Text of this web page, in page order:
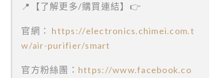
📍【了解更多/購買連結】👉
官網： https://electronics.chimei.com.t
w/air-purifier/smart
官方粉絲團： https://www.facebook.co